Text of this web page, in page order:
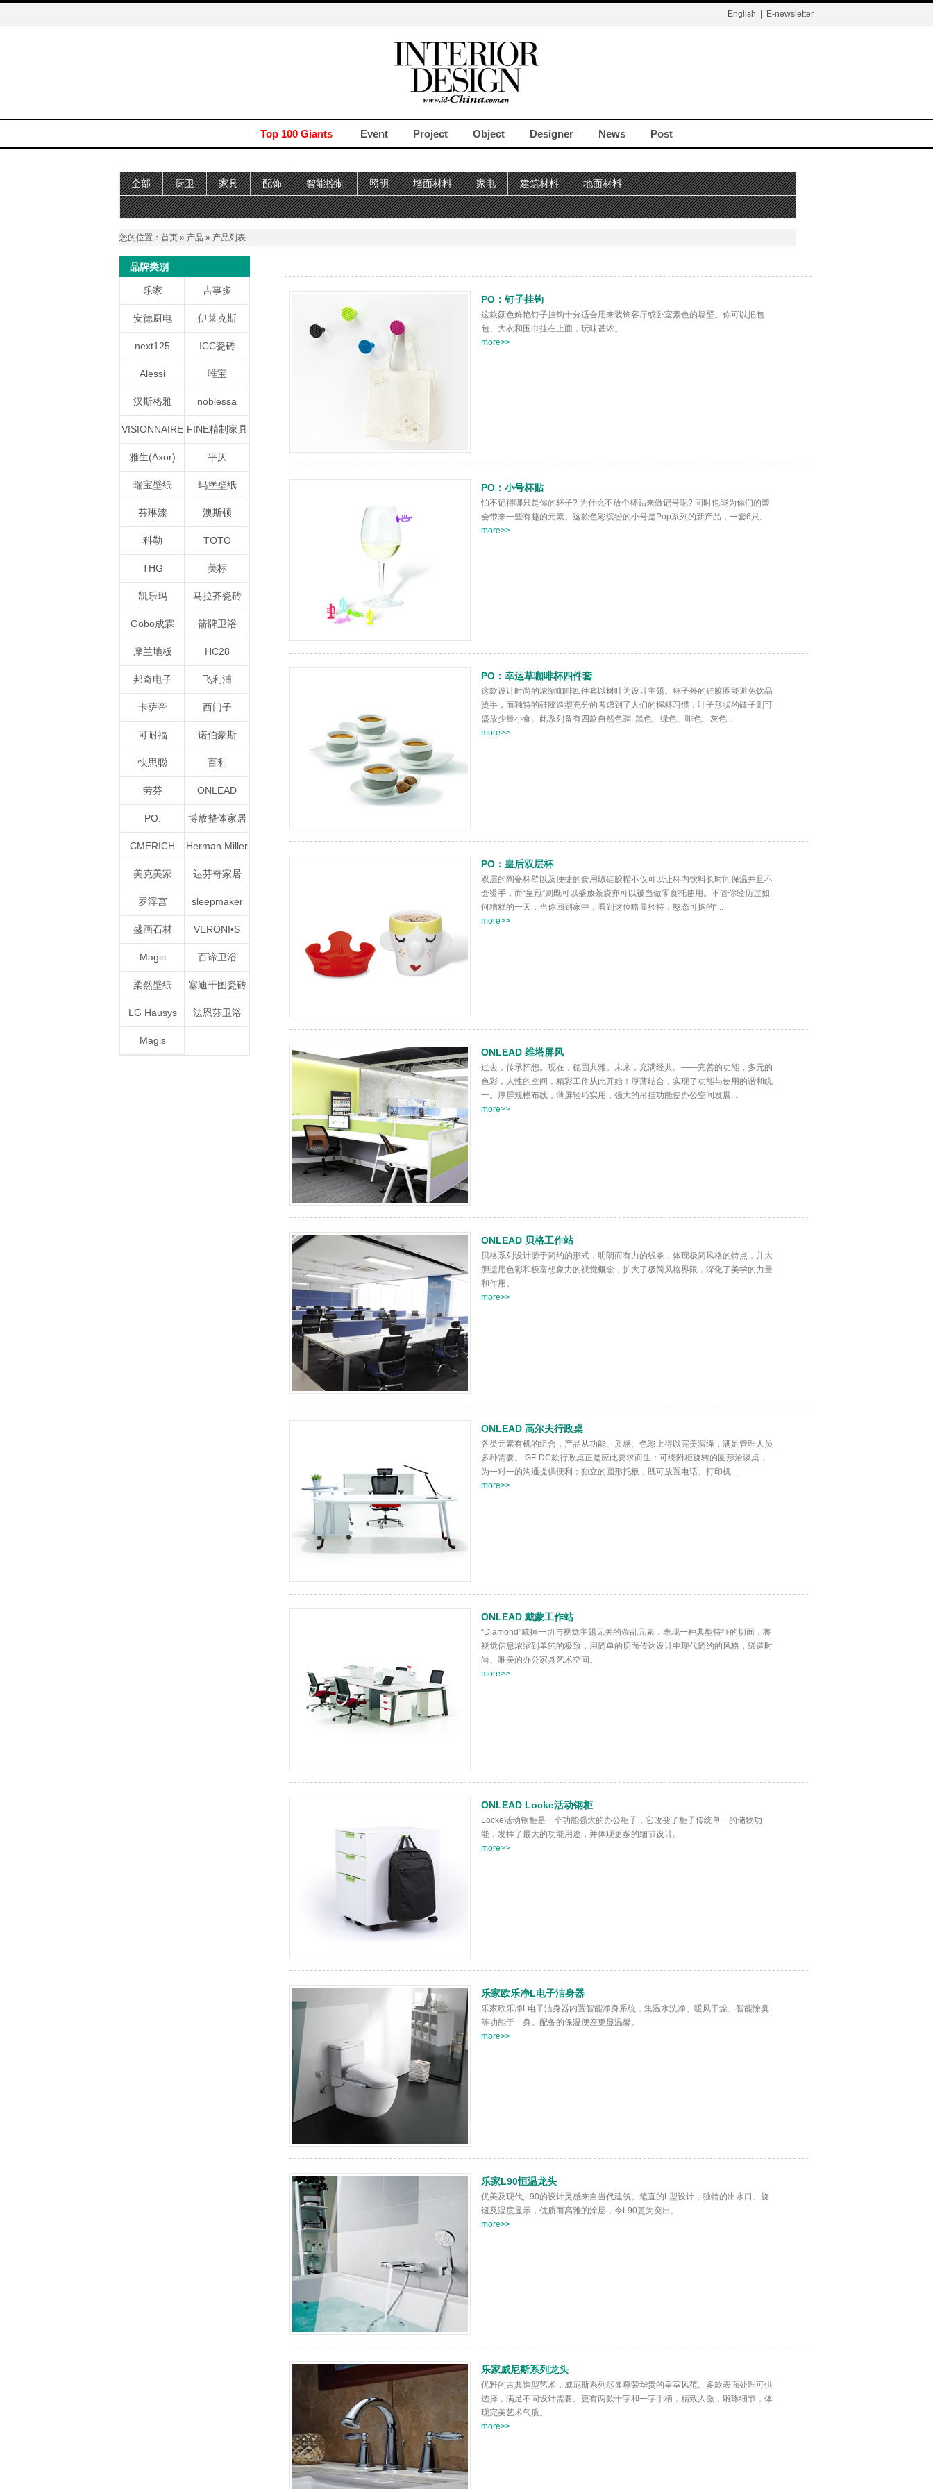
English E-newsletter
Top 100 Giants Event Project Object Designer News Post
全部 厨卫 家具 配饰 智能控制 照明 墙面材料 家电 建筑材料 地面材料
您的位置： 首页 » 产品 » 产品列表
品牌类别
乐家 吉事多
安德厨电 伊莱克斯
next125 ICC瓷砖
Alessi 唯宝
汉斯格雅 noblessa
VISIONNAIRE FINE精制家具
雅生(Axor) 平仄
瑞宝壁纸 玛堡壁纸
芬琳漆 澳斯顿
科勒 TOTO
THG 美标
凯乐玛 马拉齐瓷砖
Gobo成霖 箭牌卫浴
摩兰地板 HC28
邦奇电子 飞利浦
卡萨帝 西门子
可耐福 诺伯豪斯
快思聪 百利
劳芬 ONLEAD
PO: 博放整体家居
CMERICH Herman Miller
美克美家 达芬奇家居
罗浮宫 sleepmaker
盛画石材 VERONI•S
Magis 百谛卫浴
柔然壁纸 塞迪千图瓷砖
LG Hausys 法恩莎卫浴
Magis
PO：钉子挂钩
这款颜色鲜艳钉子挂钩十分适合用来装饰客厅或卧室素色的墙壁。你可以把包
包、大衣和围巾挂在上面，玩味甚浓。
more>>
PO：小号杯贴
怕不记得哪只是你的杯子? 为什么不放个杯贴来做记号呢? 同时也能为你们的聚
会带来一些有趣的元素。这款色彩缤纷的小号是Pop系列的新产品，一套6只。
more>>
PO：幸运草咖啡杯四件套
这款设计时尚的浓缩咖啡四件套以树叶为设计主题。杯子外的硅胶圈能避免饮品
烫手，而独特的硅胶造型充分的考虑到了人们的握杯习惯；叶子形状的碟子则可
盛放少量小食。此系列备有四款自然色調: 黑色、绿色、啡色、灰色...
more>>
PO：皇后双层杯
双层的陶瓷杯壁以及便捷的食用级硅胶帽不仅可以让杯内饮料长时间保温并且不
会烫手，而“皇冠”则既可以盛放茶袋亦可以被当做零食托使用。不管你经历过如
何糟糕的一天，当你回到家中，看到这位略显矜持，憨态可掬的“...
more>>
ONLEAD 维塔屏风
过去，传承怀想。现在，稳固典雅。未来，充满经典。——完善的功能，多元的
色彩，人性的空间，精彩工作从此开始！厚薄结合，实现了功能与使用的谐和统
一。厚屏规模布线，薄屏轻巧实用，强大的吊挂功能使办公空间发展...
more>>
ONLEAD 贝格工作站
贝格系列设计源于简约的形式，明朗而有力的线条，体现极简风格的特点，并大
胆运用色彩和极富想象力的视觉概念，扩大了极简风格界限，深化了美学的力量
和作用。
more>>
ONLEAD 高尔夫行政桌
各类元素有机的组合，产品从功能、质感、色彩上得以完美演绎，满足管理人员
多种需要。 GF-DC款行政桌正是应此要求而生：可绕附柜旋转的圆形洽谈桌，
为一对一的沟通提供便利；独立的圆形托板，既可放置电话、打印机...
more>>
ONLEAD 戴蒙工作站
“Diamond”减掉一切与视觉主题无关的杂乱元素，表现一种典型特征的切面，将
视觉信息浓缩到单纯的极致，用简单的切面传达设计中现代简约的风格，缔造时
尚、唯美的办公家具艺术空间。
more>>
ONLEAD Locke活动钢柜
Locke活动钢柜是一个功能强大的办公柜子，它改变了柜子传统单一的储物功
能，发挥了最大的功能用途，并体现更多的细节设计。
more>>
乐家欧乐净L电子洁身器
乐家欧乐净L电子洁身器内置智能净身系统，集温水洗净、暖风干燥、智能除臭
等功能于一身。配备的保温便座更显温馨。
more>>
乐家L90恒温龙头
优美及现代,L90的设计灵感来自当代建筑。笔直的L型设计，独特的出水口、旋
钮及温度显示，优质而高雅的涂层，令L90更为突出。
more>>
乐家威尼斯系列龙头
优雅的古典造型艺术，威尼斯系列尽显尊荣华贵的皇室风范。多款表面处理可供
选择，满足不同设计需要。更有两款十字和一字手柄，精致入微，雕琢细节，体
现完美艺术气质。
more>>